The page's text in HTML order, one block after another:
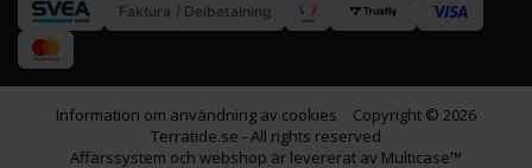
Faktura / Delbetalning
Information om användning av cookies
Copyright © 2026
Terratide.se - All rights reserved
Affärssystem och webshop är levererat av Multicase™